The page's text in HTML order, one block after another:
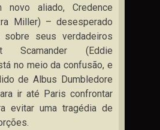
aliado, Credence
Miller) – desesperado
seus verdadeiros
Scamander (Eddie
no meio da confusão, e
de Albus Dumbledore
ir até Paris confrontar
evitar uma tragédia de